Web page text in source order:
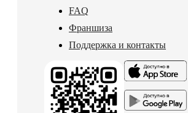
FAQ
Франшиза
Поддержка и контакты